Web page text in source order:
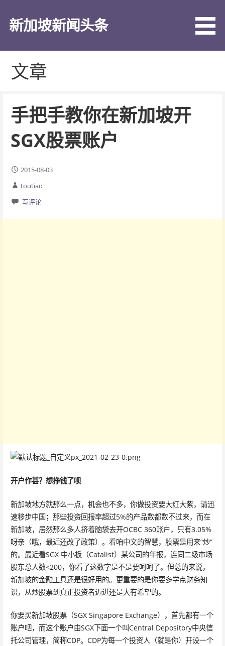
新加坡新闻头条
文章
手把手教你在新加坡开
SGX股票账户
2015-08-03
toutiao
写评论
开户作甚？想挣钱了呗
新加坡地方就那么一点，机会也不多，你做投资要大红大紫，请迅
速移步中国；那些投资回报率超过5%的产品数都数不过来，而在
新加坡，居然那么多人挤着脑袋去开OCBC 360账户，只有3.05%
呀亲（哦，最近还改了政策）。看咱中文的智慧，股票是用来“炒”
的。最近看SGX 中小板（Catalist）某公司的年报，连同二级市场
股东总人数<200，你看了这数字是不是要呵呵了。但总的来说，
新加坡的金融工具还是很好用的。更重要的是你要多学点财务知
识，从炒股票到真正投资者迈进还是大有希望的。
你要买新加坡股票（SGX Singapore Exchange），首先都有一个
账户吧，而这个账户由SGX下面一个叫Central Depository中央信
托公司管理，简称CDP。CDP为每一个投资人（就是你）开设一个